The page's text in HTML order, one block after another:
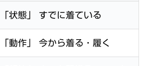
「状態」 すでに着ている
「動作」 今から着る・履く